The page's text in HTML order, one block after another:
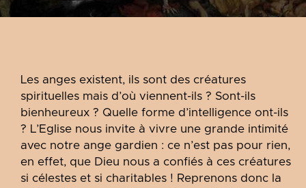
Les anges existent, ils sont des créatures
spirituelles mais d’où viennent-ils ? Sont-ils
bienheureux ? Quelle forme d’intelligence ont-ils
? L’Eglise nous invite à vivre une grande intimité
avec notre ange gardien : ce n’est pas pour rien,
en effet, que Dieu nous a confiés à ces créatures
si célestes et si charitables ! Reprenons donc la